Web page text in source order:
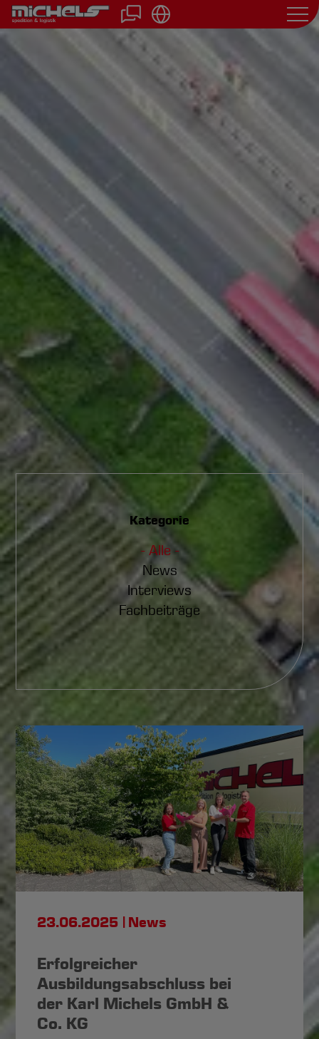
Direkt
zum
Inhalt
Kategorie
- Alle -
News
Interviews
Fachbeiträge
23.06.2025 News
Erfolgreicher
Ausbildungsabschluss bei
der Karl Michels GmbH &
Co. KG